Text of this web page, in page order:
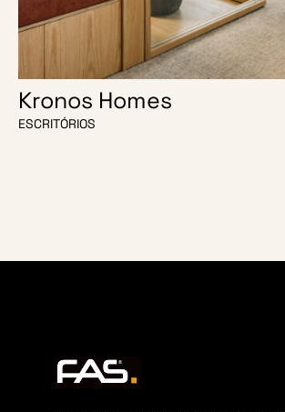
Kronos Homes
ESCRITÓRIOS